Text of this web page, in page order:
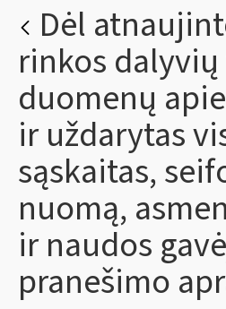
Dėl
rinkos
duomenų
ir uždarytas
sąskaitas,
nuomą,
ir naudos
pranešimo